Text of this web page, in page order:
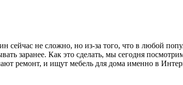
сейчас не сложно, но из-за того, что в любой
заранее. Как это сделать, мы сегодня
ремонт, и ищут мебель для дома именно в